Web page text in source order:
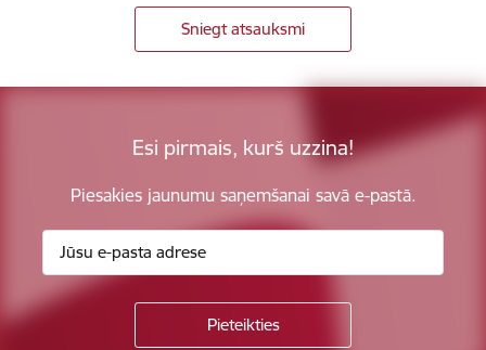
Sniegt atsauksmi
Esi pirmais, kurš uzzina!
Piesakies jaunumu saņemšanai savā e-pastā.